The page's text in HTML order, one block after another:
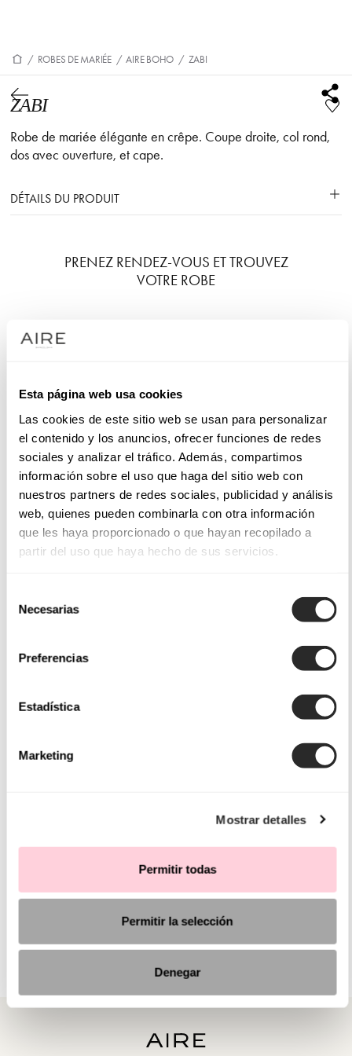
Esta página web usa cookies
Las cookies de este sitio web se usan para personalizar
el contenido y los anuncios, ofrecer funciones de redes
sociales y analizar el tráfico. Además, compartimos
información sobre el uso que haga del sitio web con
nuestros partners de redes sociales, publicidad y análisis
web, quienes pueden combinarla con otra información
que les haya proporcionado o que hayan recopilado a
partir del uso que haya hecho de sus servicios.
Necesarias
Preferencias
Estadística
Marketing
Mostrar detalles
Permitir todas
Permitir la selección
Denegar
/ ROBES DE MARIÉE / AIRE BOHO / ZABI
ZABI
Robe de mariée élégante en crêpe. Coupe droite, col rond,
dos avec ouverture, et cape.
DÉTAILS DU PRODUIT
PRENEZ RENDEZ-VOUS ET TROUVEZ
VOTRE ROBE